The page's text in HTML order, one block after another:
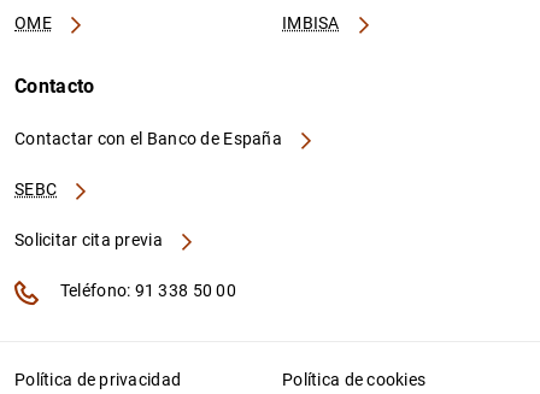
OME IMBISA
Contacto
Contactar con el Banco de España
SEBC
Solicitar cita previa
Teléfono: 91 338 50 00
Política de privacidad Política de cookies